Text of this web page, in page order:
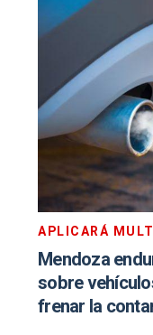
APLICARÁ
Mendoza
sobre
frenar la